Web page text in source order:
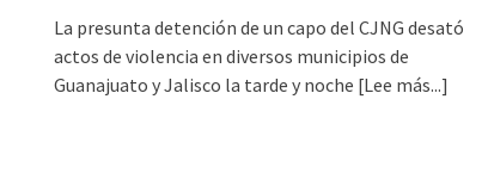
La presunta detención de un capo del CJNG desató
actos de violencia en diversos municipios de
Guanajuato y Jalisco la tarde y noche [Lee más...]